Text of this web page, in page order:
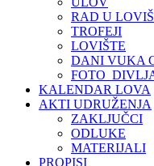
RAD U
TROFEJI
LOVIŠTE
DANI VUKA
KALENDAR LOVA
AKTI UDRUŽENJA
ZAKLJUČCI
ODLUKE
MATERIJALI
PROPISI